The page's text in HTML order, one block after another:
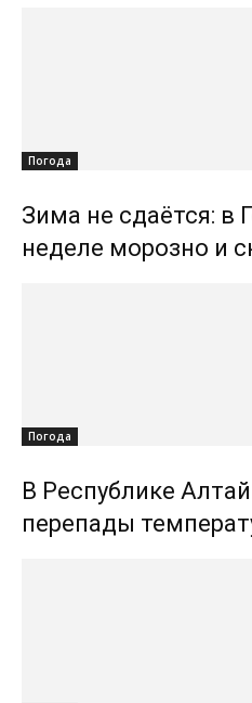
Погода
Зима не сдаётся: в
неделе морозно и
Погода
В Республике
перепады